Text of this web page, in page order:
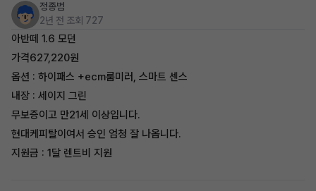
정종범
2년 전 조회 727
아반떼 1.6 모던
가격627,220원
옵션 : 하이패스 +ecm룸미러, 스마트 센스
내장 : 세이지 그린
무보증이고 만21세 이상입니다.
현대케피탈이여서 승인 엄청 잘 나옵니다.
지원금 : 1달 렌트비 지원